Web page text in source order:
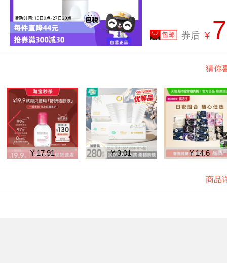
券后 ¥
猜你
¥ 17.91 ¥ 3.01 ¥ 14.6
商品